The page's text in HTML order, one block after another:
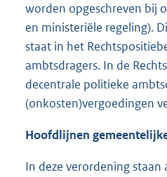
worden opgeschreven bij
en ministeriële regeling).
staat in het
ambtsdragers. In de
decentrale politieke
(onkosten)vergoedingen
Hoofdlijnen
In deze verordening staan